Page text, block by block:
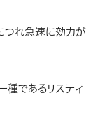
つれ急速に効力が
種であるリスティ